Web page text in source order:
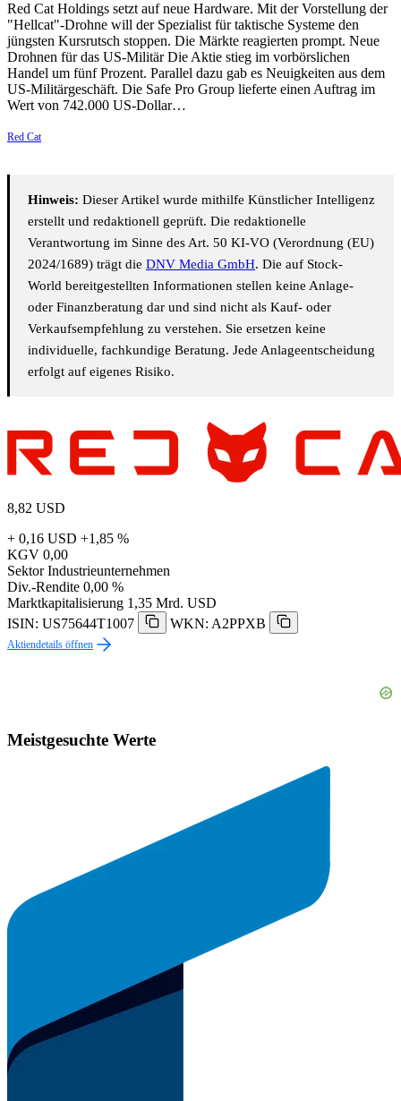
Red Cat Holdings setzt auf neue Hardware. Mit der Vorstellung der
"Hellcat"-Drohne will der Spezialist für taktische Systeme den
jüngsten Kursrutsch stoppen. Die Märkte reagierten prompt. Neue
Drohnen für das US-Militär Die Aktie stieg im vorbörslichen
Handel um fünf Prozent. Parallel dazu gab es Neuigkeiten aus dem
US-Militärgeschäft. Die Safe Pro Group lieferte einen Auftrag im
Wert von 742.000 US-Dollar…
Red Cat
Hinweis: Dieser Artikel wurde mithilfe Künstlicher Intelligenz
erstellt und redaktionell geprüft. Die redaktionelle
Verantwortung im Sinne des Art. 50 KI-VO (Verordnung (EU)
2024/1689) trägt die DNV Media GmbH. Die auf Stock-
World bereitgestellten Informationen stellen keine Anlage-
oder Finanzberatung dar und sind nicht als Kauf- oder
Verkaufsempfehlung zu verstehen. Sie ersetzen keine
individuelle, fachkundige Beratung. Jede Anlageentscheidung
erfolgt auf eigenes Risiko.
8,82 USD
+ 0,16 USD +1,85 %
KGV 0,00
Sektor Industrieunternehmen
Div.-Rendite 0,00 %
Marktkapitalisierung 1,35 Mrd. USD
ISIN: US75644T1007
WKN: A2PPXB
Aktiendetails öffnen
Meistgesuchte Werte